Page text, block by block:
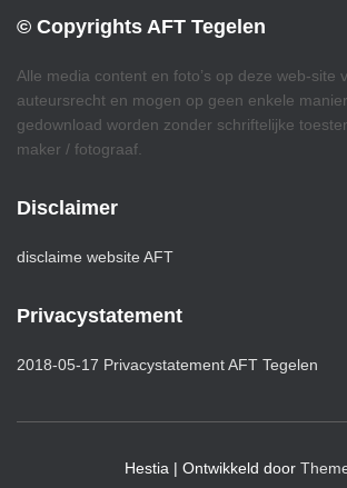
© Copyrights AFT Tegelen
Alle media content en foto’s op deze web-site
auteursrecht en mogen op geen enkele
gedownload worden zonder schriftelijke
maker / fotograaf.
Disclaimer
disclaime website AFT
Privacystatement
2018-05-17 Privacystatement AFT Tegelen
Hestia | Ontwikkeld door